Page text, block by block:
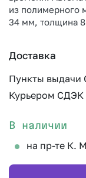
из полимерного
34 мм, толщина
Доставка
Пункты выдачи
Курьером СДЭК
В наличии
на пр-те К.